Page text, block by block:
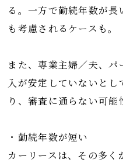
る。一方で勤続年数が
も考慮されるケースも。
また、専業主婦／夫、パ
入が安定していないと
り、審査に通らない可能
・勤続年数が短い
カーリースは、その多